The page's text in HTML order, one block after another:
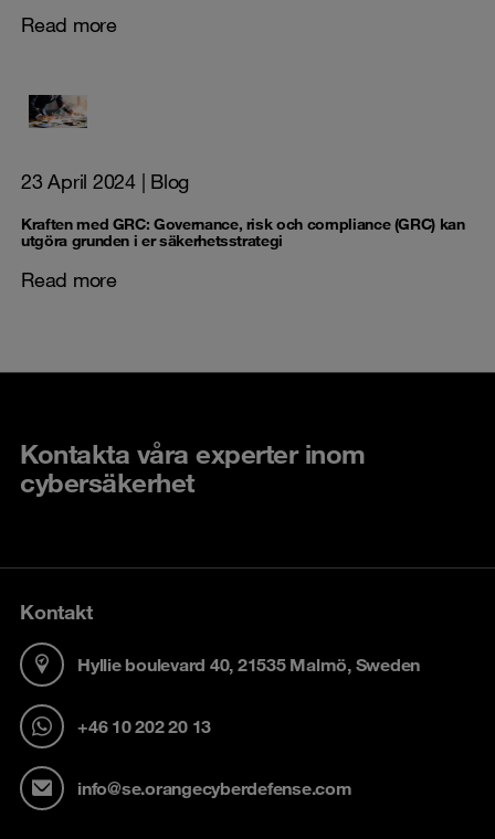
Read more
23 April 2024| Blog
Kraften med GRC: Governance, risk och compliance (GRC) kan
utgöra grunden i er säkerhetsstrategi
Read more
Kontakta våra experter inom
cybersäkerhet
Kontakt
Hyllie boulevard 40, 21535 Malmö, Sweden
+46 10 202 20 13
info@se.orangecyberdefense.com